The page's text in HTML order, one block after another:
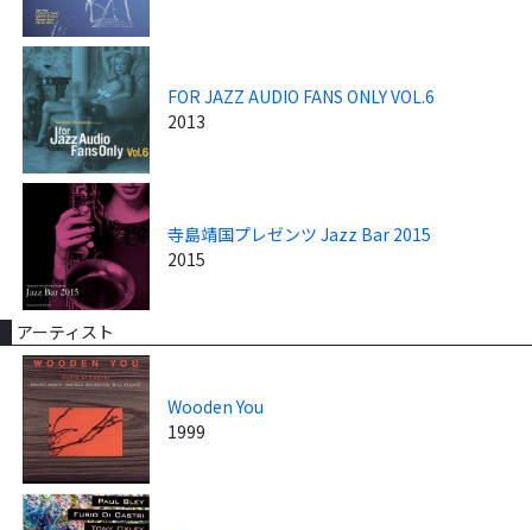
FOR JAZZ AUDIO FANS ONLY VOL.6
2013
寺島靖国プレゼンツ Jazz Bar 2015
2015
アーティスト
Wooden You
1999